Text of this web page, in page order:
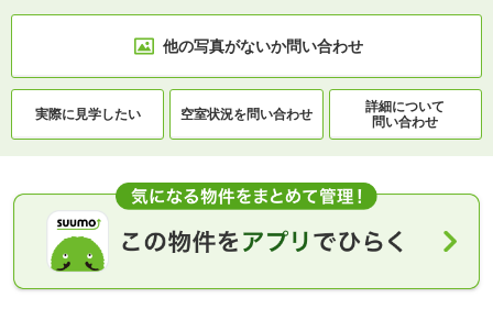
他の写真がないか問い合わせ
実際に見学したい 空室状況を問い合わせ
詳細について
問い合わせ